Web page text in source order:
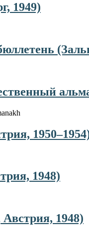
1949)
1948)
1948)